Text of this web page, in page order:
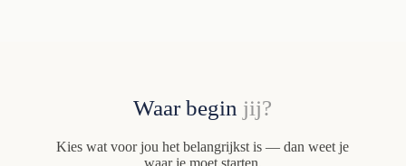
Waar begin jij?
Kies wat voor jou het belangrijkst is — dan weet je
waar je moet starten.